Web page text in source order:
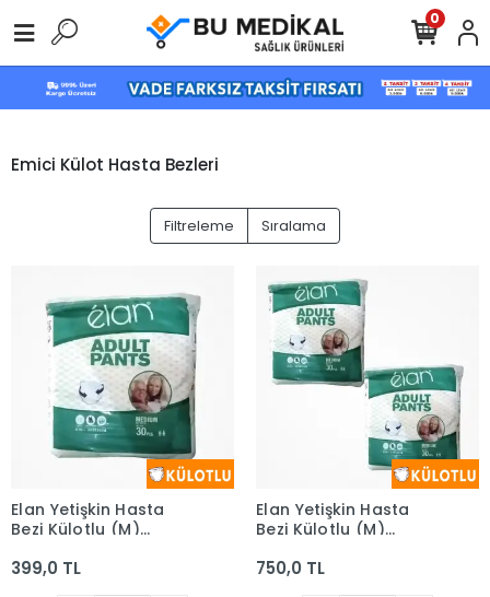
0
Emici Külot Hasta Bezleri
Filtreleme Sıralama
Elan Yetişkin Hasta
Bezi Külotlu (M)
399,0 TL
Elan Yetişkin Hasta
Bezi Külotlu (M)
Paket (60 Adet)
750,0 TL